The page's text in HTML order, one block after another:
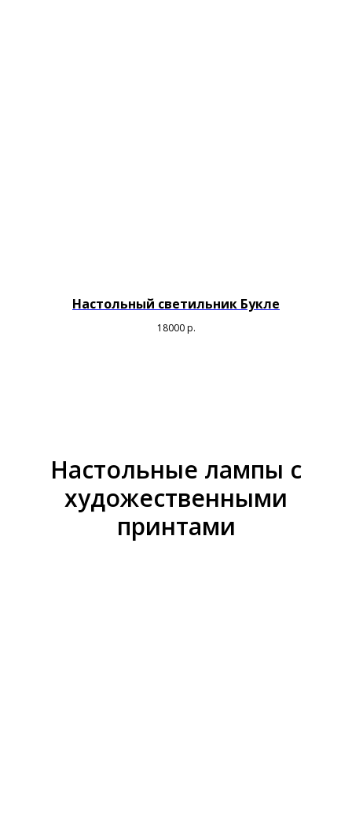
Настольный светильник Букле
18000 р.
Настольные лампы с
художественными
принтами